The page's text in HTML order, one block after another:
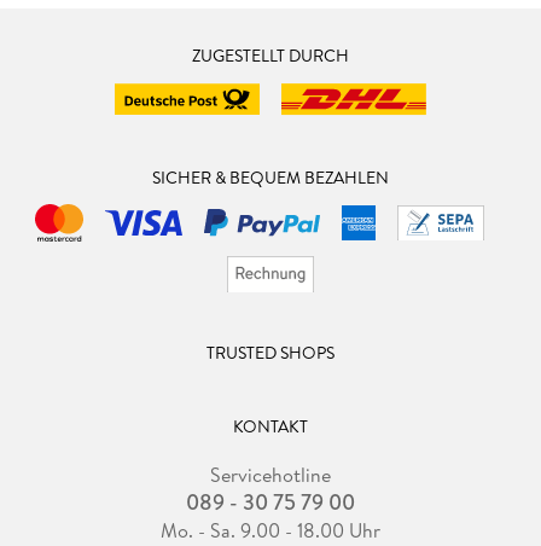
ZUGESTELLT DURCH
SICHER & BEQUEM BEZAHLEN
TRUSTED SHOPS
KONTAKT
Servicehotline
089 - 30 75 79 00
Mo. - Sa. 9.00 - 18.00 Uhr